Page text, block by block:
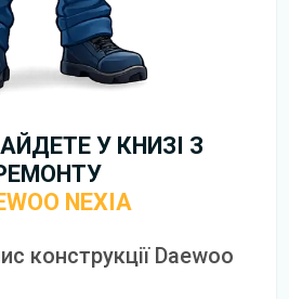
У КНИЗІ З
NEXIA
конструкції Daewoo